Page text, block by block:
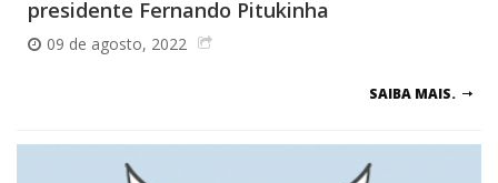
presidente Fernando Pitukinha
09 de agosto, 2022
SAIBA MAIS.